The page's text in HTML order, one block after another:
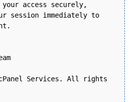
access securely,
session immediately to
Services. All rights